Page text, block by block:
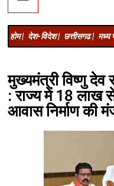
होम | देश-विदेश | छत्तीसगढ | मध्य
मुख्यमंत्री विष्णु
: राज्य में 18 लाख
आवास निर्माण की